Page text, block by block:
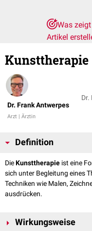
Was
Artikel
Kunsttherapie
Dr. Frank Antwerpes
Arzt | Ärztin
Dr.
Definition
DieKunsttherapie ist eine
sich unter Begleitung eines
Techniken wie Malen,
ausdrücken.
Wirkungsweise